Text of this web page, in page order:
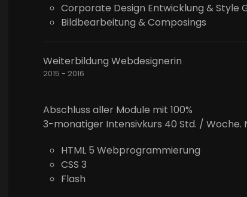
Corporate Design Entwicklung & Style
Bildbearbeitung & Composings
Weiterbildung Webdesignerin
2015 - 2016
Abschluss aller Module mit 100%
3-monatiger Intensivkurs 40 Std. / Woche.
HTML 5 Webprogrammierung
CSS 3
Flash